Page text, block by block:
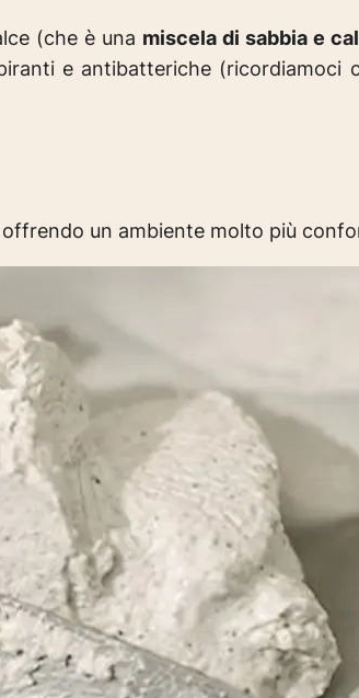
(che è una miscela di sabbia e
e antibatteriche (ricordiamoci
un ambiente molto più